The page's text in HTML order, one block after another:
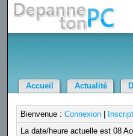
Accueil Actualité
Bienvenue : Connexion|
La date/heure actuelle est 08